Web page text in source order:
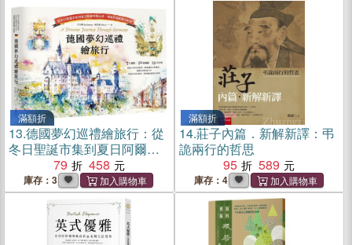
滿額折
13.德國夢幻巡禮繪旅行：從
冬日聖誕市集到夏日阿爾卑
斯山景，環德壯遊路線全紀
79 458
庫存：3
滿額折
14.莊子內篇．新解新譯：弔
詭兩行的哲思
95
589
庫存：4